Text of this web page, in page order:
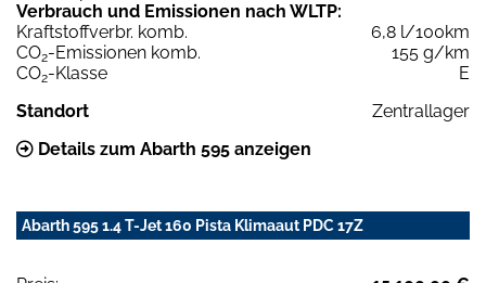
Verbrauch und Emissionen nach WLTP:
Kraftstoffverbr. komb.
6,8 l/100km
CO2-Emissionen komb.
155 g/km
CO2-Klasse
E
Standort
Zentrallager
Details zum Abarth 595 anzeigen
Abarth 595 1.4 T-Jet 160 Pista Klimaaut PDC 17Z